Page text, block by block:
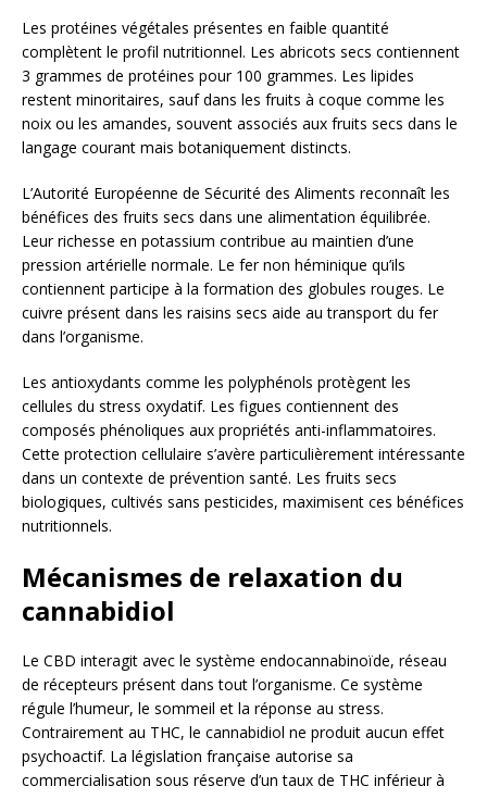
Les protéines végétales présentes en faible quantité
complètent le profil nutritionnel. Les abricots secs contiennent
3 grammes de protéines pour 100 grammes. Les lipides
restent minoritaires, sauf dans les fruits à coque comme les
noix ou les amandes, souvent associés aux fruits secs dans le
langage courant mais botaniquement distincts.
L’Autorité Européenne de Sécurité des Aliments reconnaît les
bénéfices des fruits secs dans une alimentation équilibrée.
Leur richesse en potassium contribue au maintien d’une
pression artérielle normale. Le fer non héminique qu’ils
contiennent participe à la formation des globules rouges. Le
cuivre présent dans les raisins secs aide au transport du fer
dans l’organisme.
Les antioxydants comme les polyphénols protègent les
cellules du stress oxydatif. Les figues contiennent des
composés phénoliques aux propriétés anti-inflammatoires.
Cette protection cellulaire s’avère particulièrement intéressante
dans un contexte de prévention santé. Les fruits secs
biologiques, cultivés sans pesticides, maximisent ces bénéfices
nutritionnels.
Mécanismes de relaxation du
cannabidiol
Le CBD interagit avec le système endocannabinoïde, réseau
de récepteurs présent dans tout l’organisme. Ce système
régule l’humeur, le sommeil et la réponse au stress.
Contrairement au THC, le cannabidiol ne produit aucun effet
psychoactif. La législation française autorise sa
commercialisation sous réserve d’un taux de THC inférieur à